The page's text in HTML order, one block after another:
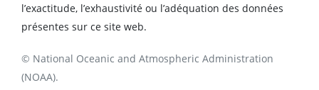
l’exactitude, l’exhaustivité ou l’adéquation des données
présentes sur ce site web.
© National Oceanic and Atmospheric Administration
(NOAA).